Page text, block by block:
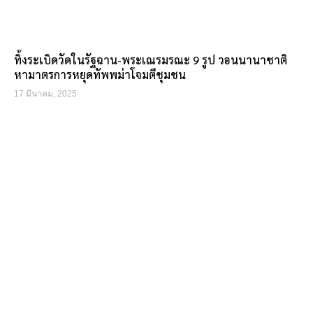
ทิ้งระเบิดวัดในรัฐฉาน-พระเณรมรณะ 9 รูป วอนนานาชาติ
หามาตรการหยุดทัพพม่าโจมตีชุมชน
17 มีนาคม, 2025